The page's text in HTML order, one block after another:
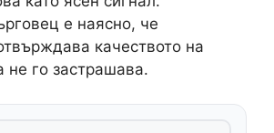
е наясно, че
качеството на
не го застрашава.